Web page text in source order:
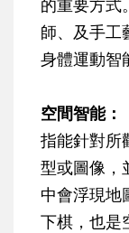
的重要方式
師、及手工
身體運動智
空間智能：
指能針對所
型或圖像，
中會浮現地
下棋，也是